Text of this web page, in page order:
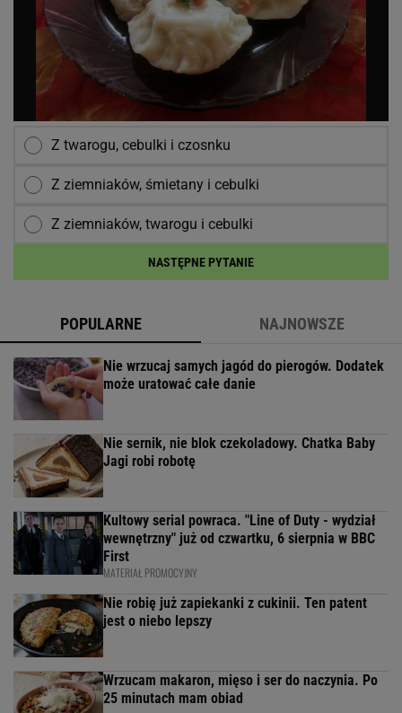
Z twarogu, cebulki i czosnku
Z ziemniaków, śmietany i cebulki
Z ziemniaków, twarogu i cebulki
NASTĘPNE PYTANIE
POPULARNE NAJNOWSZE
Nie wrzucaj samych jagód do pierogów. Dodatek
może uratować całe danie
Nie sernik, nie blok czekoladowy. Chatka Baby
Jagi robi robotę
Kultowy serial powraca. "Line of Duty - wydział
wewnętrzny" już od czwartku, 6 sierpnia w BBC
First
MATERIAŁ PROMOCYJNY
Nie robię już zapiekanki z cukinii. Ten patent
jest o niebo lepszy
Wrzucam makaron, mięso i ser do naczynia. Po
25 minutach mam obiad